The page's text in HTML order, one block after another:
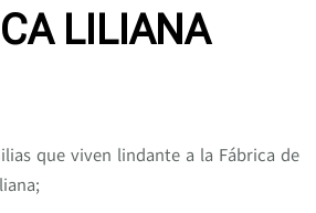
LILIANA
que viven lindante a la Fábrica de